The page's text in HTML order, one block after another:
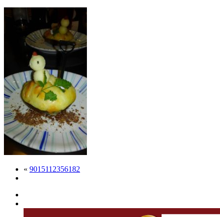
« 9015112356182